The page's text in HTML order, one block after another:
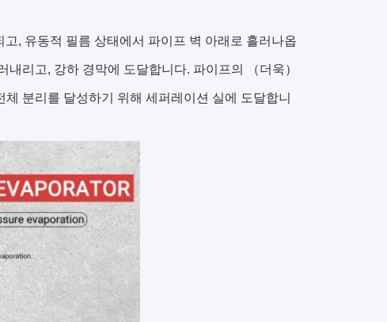
, 유동적 필름 상태에서 파이프 벽 아래로 흘러나옵
리고, 강하 경막에 도달합니다. 파이프의 （더욱）
분리를 달성하기 위해 세퍼레이션 실에 도달합니